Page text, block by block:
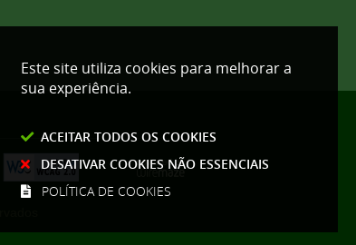
Este site utiliza cookies para melhorar a
sua experiência.
ACEITAR TODOS OS COOKIES
DESATIVAR COOKIES NÃO ESSENCIAIS
POLÍTICA DE COOKIES